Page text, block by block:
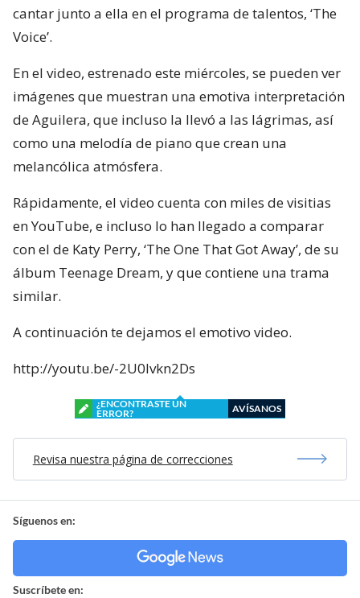
cantar junto a ella en el programa de talentos, ‘The
Voice’.
En el video, estrenado este miércoles, se pueden ver
imágenes que muestran una emotiva interpretación
de Aguilera, que incluso la llevó a las lágrimas, así
como una melodía de piano que crean una
melancólica atmósfera.
Rápidamente, el video cuenta con miles de visitias
en YouTube, e incluso lo han llegado a comparar
con el de Katy Perry, ‘The One That Got Away’, de su
álbum Teenage Dream, y que contiene una trama
similar.
A continuación te dejamos el emotivo video.
http://youtu.be/-2U0Ivkn2Ds
¿ENCONTRASTE UN
ERROR?
AVÍSANOS
Revisa nuestra página de correcciones
Síguenos en:
Suscríbete en: